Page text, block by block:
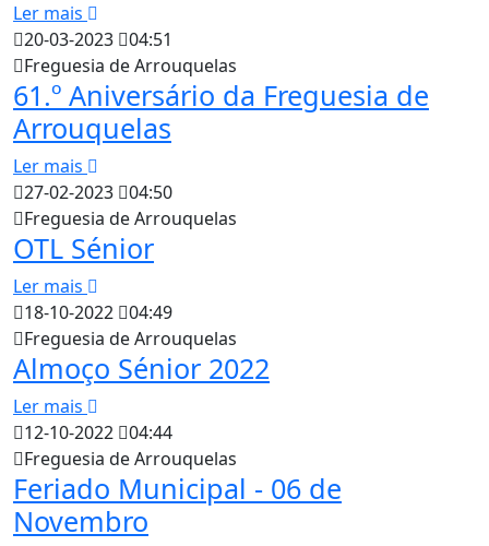
Ler mais
20-03-2023
04:51
Freguesia de Arrouquelas
61.º Aniversário da Freguesia de
Arrouquelas
Ler mais
27-02-2023
04:50
Freguesia de Arrouquelas
OTL Sénior
Ler mais
18-10-2022
04:49
Freguesia de Arrouquelas
Almoço Sénior 2022
Ler mais
12-10-2022
04:44
Freguesia de Arrouquelas
Feriado Municipal - 06 de
Novembro